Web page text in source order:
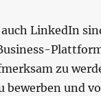
LinkedIn
zu
bewerben und